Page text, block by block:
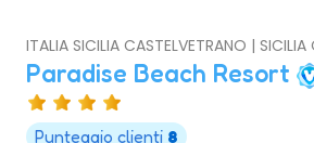
ITALIA SICILIA CASTELVETRANO | SICILIA
Paradise Beach Resort
Punteggio clienti 8